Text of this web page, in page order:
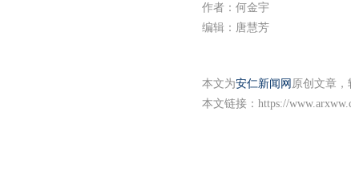
作者：何金宇
编辑：唐慧芳
本文为安仁新闻网 原创文章，
本文链接： https://